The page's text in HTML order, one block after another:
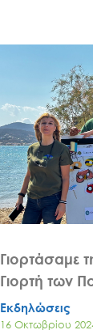
Γιορτάσαμε
Γιορτή των
Εκδηλώσεις
16 Οκτωβρίου